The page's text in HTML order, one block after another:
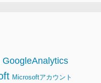
GoogleAnalytics
Microsoftアカウント